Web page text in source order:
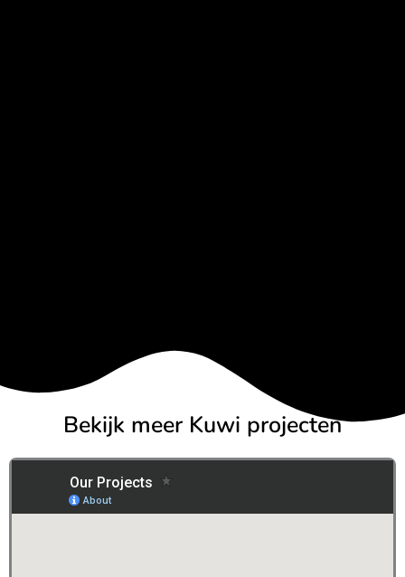
Bekijk meer Kuwi projecten